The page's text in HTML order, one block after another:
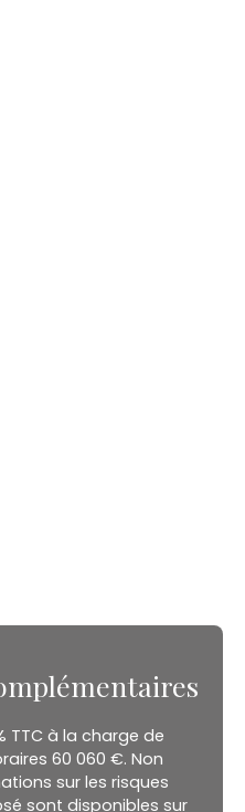
TTC à la charge de
60 060 €. Non
sur les risques
sont disponibles sur